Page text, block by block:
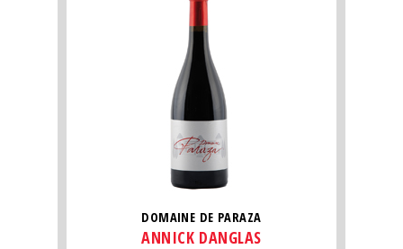
DOMAINE DE PARAZA
ANNICK DANGLAS